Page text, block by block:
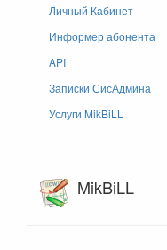
Личный Кабинет
Информер абонента
API
Записки СисАдмина
Услуги MikBiLL
MikBiLL